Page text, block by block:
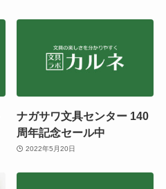
ナガサワ文具センター 140
周年記念セール中
2022年5月20日